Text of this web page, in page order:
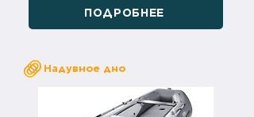
ПОДРОБНЕЕ
Надувное дно